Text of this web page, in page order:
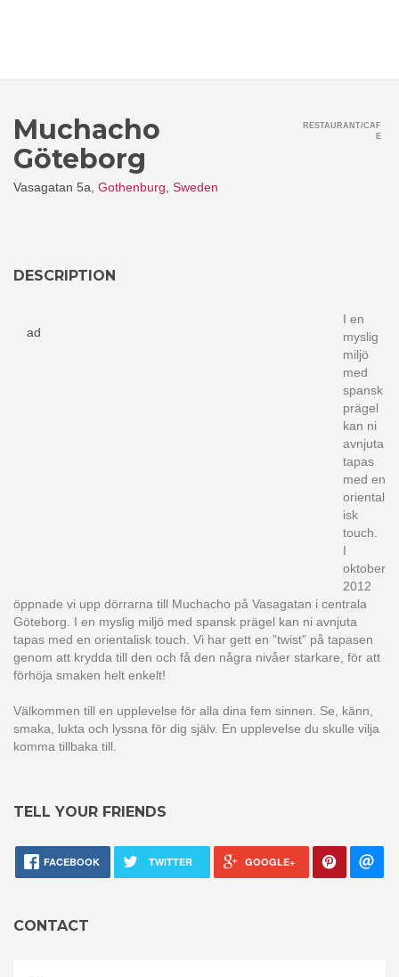
Muchacho
Göteborg
Vasagatan 5a, Gothenburg Sweden
RESTAURANT/CAF
E
DESCRIPTION
ad
I en
myslig
miljö
med
spansk
prägel
kan ni
avnjuta
tapas
med en
oriental
isk
touch.
I
oktober
2012
öppnade vi upp dörrarna till Muchacho på Vasagatan i centrala
Göteborg. I en myslig miljö med spansk prägel kan ni avnjuta
tapas med en orientalisk touch. Vi har gett en ”twist” på tapasen
genom att krydda till den och få den några nivåer starkare, för att
förhöja smaken helt enkelt!
Välkommen till en upplevelse för alla dina fem sinnen. Se, känn,
smaka, lukta och lyssna för dig själv. En upplevelse du skulle vilja
komma tillbaka till.
TELL YOUR FRIENDS
FACEBOOK TWITTER GOOGLE+
CONTACT